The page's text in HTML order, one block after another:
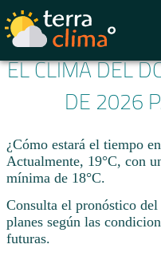
EL CLIMA DEL
DE 2026
¿Cómo estará el tiempo
Actualmente, 19°C, con
mínima de 18°C.
Consulta el pronóstico
planes según las
futuras.